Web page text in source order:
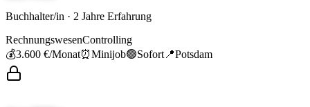
Buchhalter/in · 2 Jahre Erfahrung
RechnungswesenControlling
💰3.600 €/Monat⏰Minijob🟢Sofort 📍Potsdam